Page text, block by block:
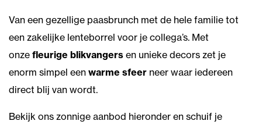
Van een gezellige paasbrunch met de hele familie tot
een zakelijke lenteborrel voor je collega’s. Met
onze fleurige blikvangers en unieke decors zet je
enorm simpel een warme sfeer neer waar iedereen
direct blij van wordt.
Bekijk ons zonnige aanbod hieronder en schuif je